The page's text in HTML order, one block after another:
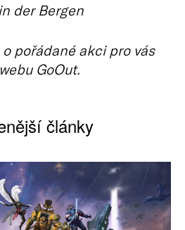
der Bergen
pořádané akci pro vás
GoOut.
články